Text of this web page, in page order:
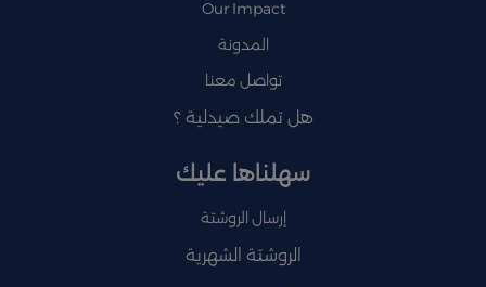
Our Impact
المدونة
تواصل معنا
هل تملك صيدلية ؟
سهلناها عليك
إرسال الروشتة
الروشتة الشهرية